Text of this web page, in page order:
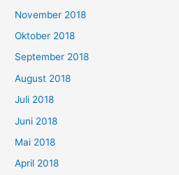
November 2018
Oktober 2018
September 2018
August 2018
Juli 2018
Juni 2018
Mai 2018
April 2018